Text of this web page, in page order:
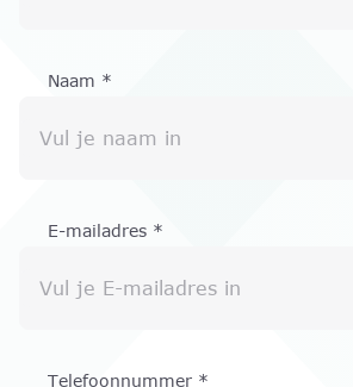
Naam *
Vul je naam in
E-mailadres *
Vul je E-mailadres in
Telefoonnummer *